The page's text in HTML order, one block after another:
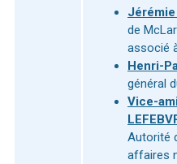
Jérémie
de
associé
Henri-
général
Vice-
Autorité
affaires